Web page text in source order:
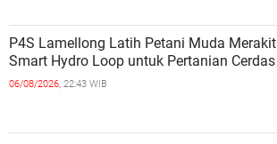
P4S Lamellong Latih Petani Muda Merakit
Smart Hydro Loop untuk Pertanian Cerdas
06/08/2026, 22:43 WIB